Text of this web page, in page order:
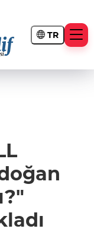
TR